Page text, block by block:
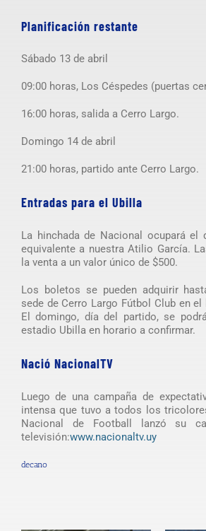
Planificación restante
Sábado 13 de abril
09:00 horas, Los Céspedes (puertas
16:00 horas, salida a Cerro Largo.
Domingo 14 de abril
21:00 horas, partido ante Cerro Largo.
Entradas para el Ubilla
La hinchada de Nacional ocupará el
equivalente a nuestra Atilio García.
la venta a un valor único de $500.
Los boletos se pueden adquirir
sede de Cerro Largo Fútbol Club en
El domingo, día del partido, se
estadio Ubilla en horario a confirmar.
Nació NacionalTV
Luego de una campaña de
intensa que tuvo a todos los
Nacional de Football lanzó su
televisión:www.nacionaltv.uy
decano